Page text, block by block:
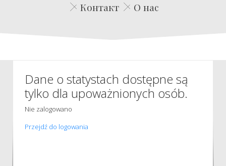
Контакт
О нас
Dane o statystach dostępne są
tylko dla upoważnionych osób.
Nie zalogowano
Przejdź do logowania